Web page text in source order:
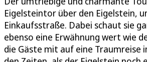
Eigelsteintor über den Eigelstein,
Einkaufsstraße. Dabei schaut sie
ebenso eine Erwähnung wert wie
die Gäste mit auf eine Traumreise